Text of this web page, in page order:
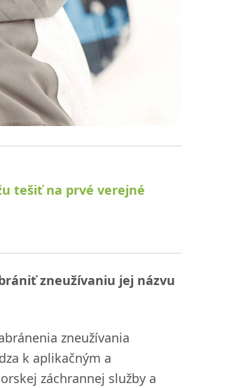
tešiť na prvé verejné
zneužívaniu jej názvu
zneužívania
k aplikačným a
záchrannej služby a